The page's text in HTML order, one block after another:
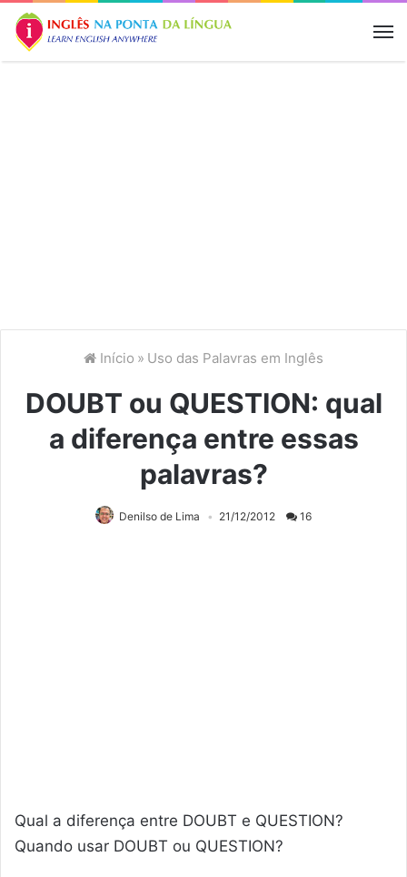
Início » Uso das Palavras em Inglês
DOUBT ou QUESTION: qual
a diferença entre essas
palavras?
Denilso de Lima 21/12/2012 16
Qual a diferença entre DOUBT e QUESTION?
Quando usar DOUBT ou QUESTION?